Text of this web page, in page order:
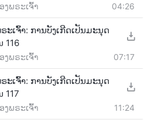
ງພຣະເຈົ້າ 04:26
ະເຈົ້າ: ການບັງເກີດເປັນມະນຸດ
116
ງພຣະເຈົ້າ 07:17
ະເຈົ້າ: ການບັງເກີດເປັນມະນຸດ
117
ງພຣະເຈົ້າ 11:24